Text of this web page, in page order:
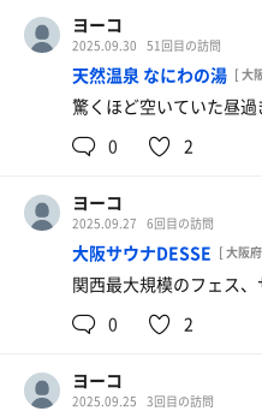
とうありがとう(泣)
天婦羅きしめん&バナ
おうどん、きしめん、
いめやけどきしめんモ
重な施設✨
ありがたいです😃
泊まったお陰で満喫させ
ヨーコ
2025.09.30 51回目の訪問
天然温泉 なにわの湯 [ 大
驚くほど空いていた昼過
0
2
ヨーコ
2025.09.27 6回目の訪問
大阪サウナDESSE [ 大阪
関西最大規模のフェス、
0
2
ヨーコ
2025.09.25 3回目の訪問